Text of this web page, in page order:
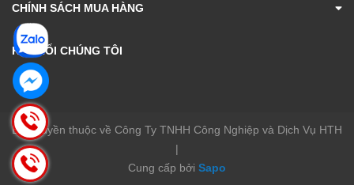
CHÍNH SÁCH MUA HÀNG
KẾT NỐI CHÚNG TÔI
Bản quyền thuộc về Công Ty TNHH Công Nghiệp và Dịch Vụ HTH
|
Cung cấp bởi Sapo